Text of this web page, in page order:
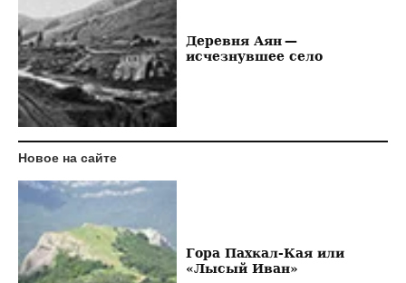
Деревня Аян —
исчезнувшее село
Новое на сайте
Гора Пахкал-Кая или
«Лысый Иван»